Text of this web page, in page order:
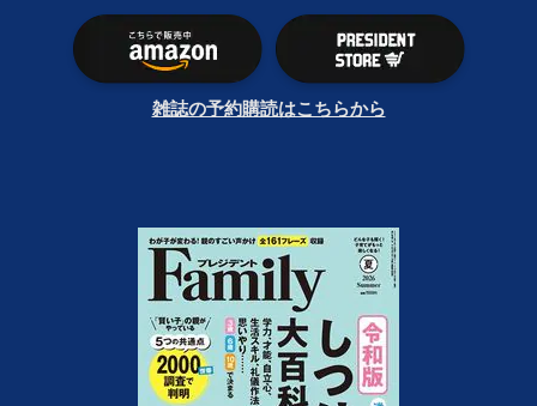
雑誌の予約購読はこちらから